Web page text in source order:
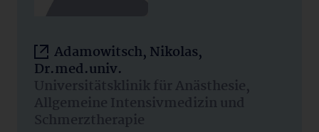
Adamowitsch, Nikolas,
Dr.med.univ.
Universitätsklinik für Anästhesie,
Allgemeine Intensivmedizin und
Schmerztherapie